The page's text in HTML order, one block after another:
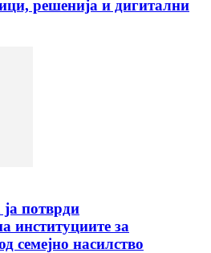
решенија и дигитални
потврди
институциите за
семејно насилство